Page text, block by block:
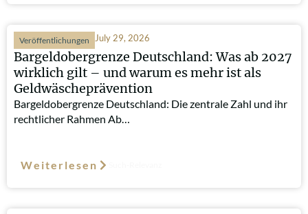
Veröffentlichungen July 29, 2026
Bargeldobergrenze Deutschland: Was ab 2027
wirklich gilt – und warum es mehr ist als
Geldwäscheprävention
Bargeldobergrenze Deutschland: Die zentrale Zahl und ihr
rechtlicher Rahmen Ab…
Weiterlesen